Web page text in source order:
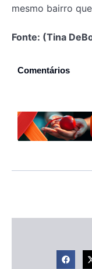
mesmo bairro
Fonte: (Tina
Comentários